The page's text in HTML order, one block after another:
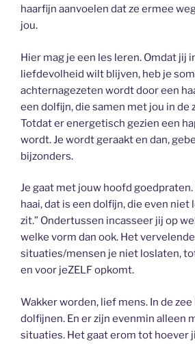
haarfijn aanvoelen dat ze ermee
jou.
Hier mag je een les leren. Omdat jij
liefdevolheid wilt blijven, heb je
achternagezeten wordt door een
een dolfijn, die samen met jou in de
Totdat er energetisch gezien een
wordt. Je wordt geraakt en dan,
bijzonders.
Je gaat met jouw hoofd goedpraten.
haai, dat is een dolfijn, die even niet
zit.” Ondertussen incasseer jij op
welke vorm dan ook. Het
situaties/mensen je niet loslaten,
en voor jeZELF opkomt.
Wakker worden, lief mens. In de
dolfijnen. En er zijn evenmin alleen
situaties. Het gaat erom tot hoever